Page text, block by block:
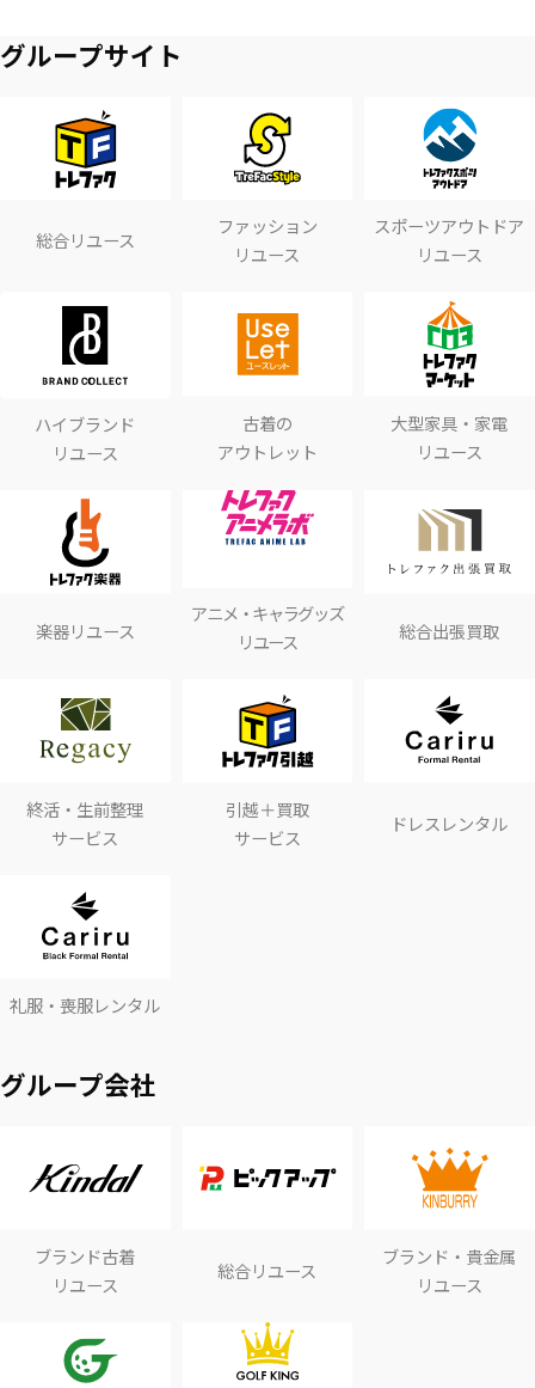
グループサイト
総合リユース
ファッション
リユース
スポーツアウトドア
リユース
ハイブランド
リユース
古着の
アウトレット
大型家具・家電
リユース
楽器リユース
アニメ・キャラグッズ
リユース
総合出張買取
終活・生前整理
サービス
引越＋買取
サービス
ドレスレンタル
礼服・喪服レンタル
グループ会社
ブランド古着
リユース
総合リユース
ブランド・貴金属
リユース